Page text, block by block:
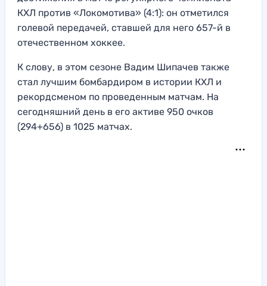
КХЛ против «Локомотива» (4:1): он отметился
голевой передачей, ставшей для него 657-й в
отечественном хоккее.
К слову, в этом сезоне Вадим Шипачев также
стал лучшим бомбардиром в истории КХЛ и
рекордсменом по проведенным матчам. На
сегодняшний день в его активе 950 очков
(294+656) в 1025 матчах.